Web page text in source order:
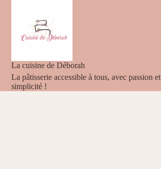
La cuisine de Déborah
La pâtisserie accessible à tous, avec passion et
simplicité !